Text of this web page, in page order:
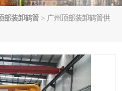
顶部装卸鹤管 > 广州顶部装卸鹤管供
活动梯栈台
装车鹤管